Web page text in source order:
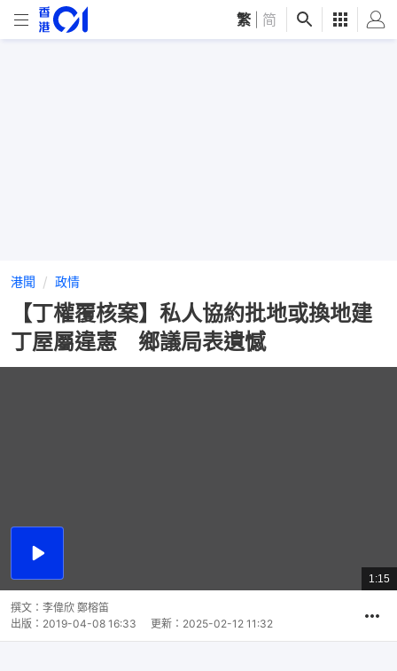
繁 简
港聞 政情
【丁權覆核案】私人協約批地或換地建
丁屋屬違憲 鄉議局表遺憾
播
總
共
1:15
撰文： 李偉欣 鄭榕笛
出版： 2019-04-08 16:33 更新： 2025-02-12 11:32